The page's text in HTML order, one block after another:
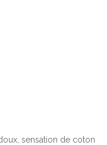
sensation de coton